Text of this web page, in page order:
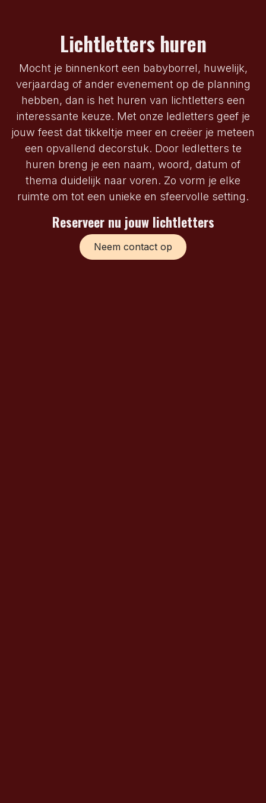
Lichtletters huren
Mocht je binnenkort een babyborrel, huwelijk,
verjaardag of ander evenement op de planning
hebben, dan is het huren van lichtletters een
interessante keuze. Met onze ledletters geef je
jouw feest dat tikkeltje meer en creëer je meteen
een opvallend decorstuk. Door ledletters te
huren breng je een naam, woord, datum of
thema duidelijk naar voren. Zo vorm je elke
ruimte om tot een unieke en sfeervolle setting.
Reserveer nu jouw lichtletters
Neem contact op